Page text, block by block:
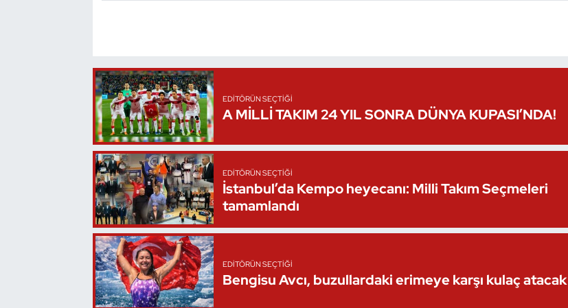
EDITÖRÜN SEÇTIĞI
A MİLLİ TAKIM 24 YIL SONRA DÜNYA KUPASI’NDA!
EDITÖRÜN SEÇTIĞI
İstanbul’da Kempo heyecanı: Milli Takım Seçmeleri
tamamlandı
EDITÖRÜN SEÇTIĞI
Bengisu Avcı, buzullardaki erimeye karşı kulaç atacak
Sualtı Sporları